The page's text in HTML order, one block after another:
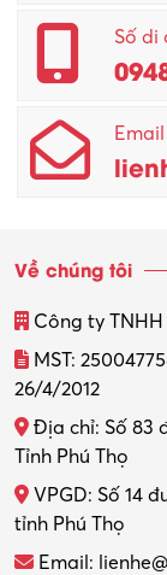
Quản lý –
Quản lý
Quản lý sản
Quản trị kinh
Thiết kế nội
Thợ máy – Ô
Thực tập
Số di
Về chúng tôi
Công ty
MST:
26/4/2012
Địa chỉ: Số 83
Tỉnh Phú Thọ
VPGD: Số 14
tỉnh Phú Thọ
Email: